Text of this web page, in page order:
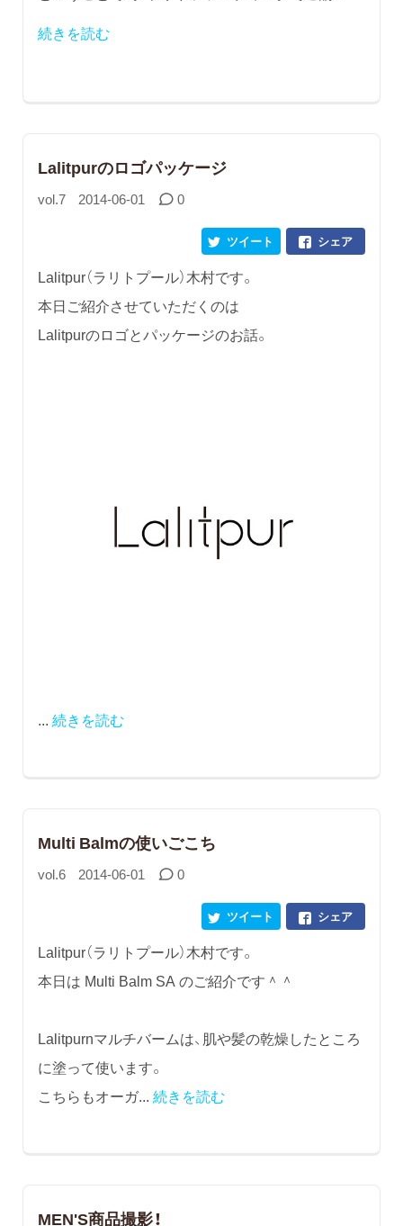
続きを読む
Lalitpurのロゴパッケージ
vol.7 2014-06-01 0
シェア
ツイート
Lalitpur（ラリトプール）木村です。
本日ご紹介させていただくのは
Lalitpurのロゴとパッケージのお話。
... 続きを読む
Multi Balmの使いごこち
vol.6 2014-06-01 0
シェア
ツイート
Lalitpur（ラリトプール）木村です。
本日は Multi Balm SA のご紹介です＾＾
Lalitpurnマルチバームは、肌や髪の乾燥したところ
に塗って使います。
こちらもオーガ... 続きを読む
MEN'S商品撮影！